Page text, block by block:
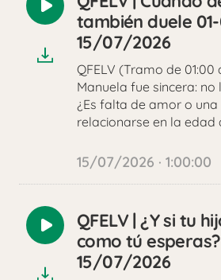
Reproducir
audiotambién duele
15/07/2026
QFELV (Tramo de
Manuela fue sincera: no
¿Es falta de amor o
relacionarse en la edad
15/07/2026 · 1:00:00
Reproducir
audio
QFELV | ¿Y si tu
como tú
15/07/2026